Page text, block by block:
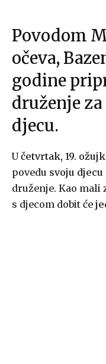
Povodom
očeva,
godine
druženje
djecu.
Učetvrtak, 19.
povedu svoju djecu
druženje. Kao mali
s djecom dobit će